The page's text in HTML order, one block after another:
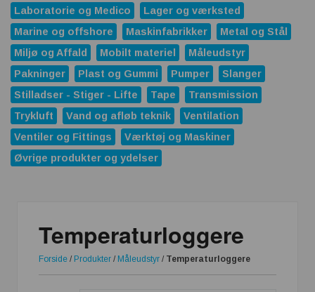
Laboratorie og Medico
Lager og værksted
Marine og offshore
Maskinfabrikker
Metal og Stål
Miljø og Affald
Mobilt materiel
Måleudstyr
Pakninger
Plast og Gummi Pumper
Slanger
Stilladser - Stiger - Lifte
Tape
Transmission
Trykluft
Vand og afløb teknik
Ventilation
Ventiler og Fittings
Værktøj og Maskiner
Øvrige produkter og ydelser
Temperaturloggere
Forside / Produkter / Måleudstyr / Temperaturloggere